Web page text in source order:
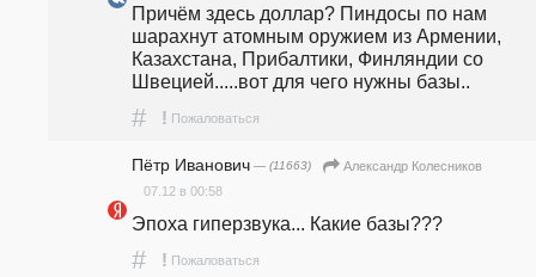
Причём здесь доллар? Пиндосы по нам
шарахнут атомным оружием из Армении,
Казахстана, Прибалтики, Финляндии со
Швецией.....вот для чего нужны базы..
# ! Пожаловаться
Пётр Иванович — (11663)
Александр Колесников
07.12 в 00:58
Эпоха гиперзвука... Какие базы???
# ! Пожаловаться